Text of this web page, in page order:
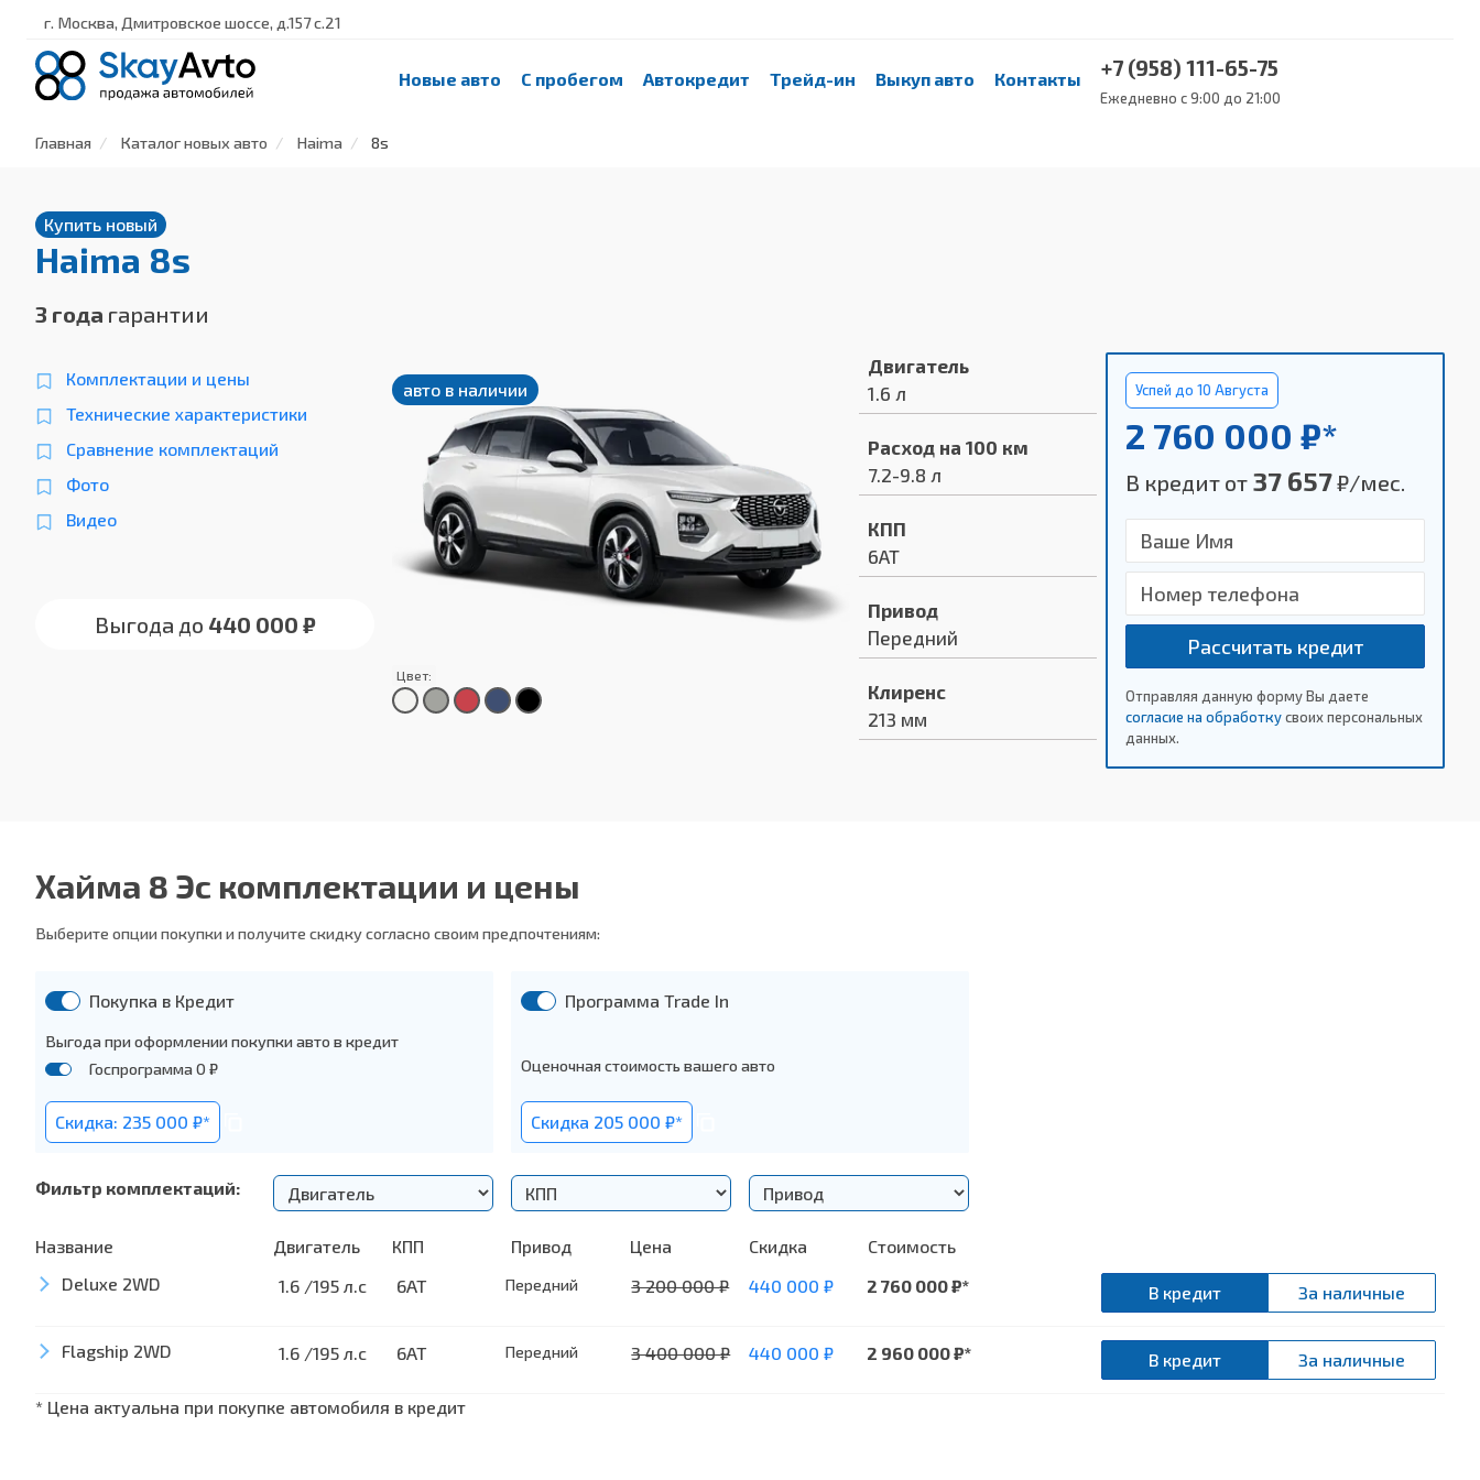
г. Москва, Дмитровское шоссе, д.157 с.21
Новые авто С пробегом Автокредит Трейд-ин Выкуп авто Контакты +7 (958) 111-65-75
Ежедневно с 9:00 до 21:00
Главная Каталог новых авто Haima 8s
Купить новый
Haima 8s
3 года гарантии
Комплектации и цены
Технические характеристики
Сравнение комплектаций
Фото
Видео
Выгода до 440 000 ₽
авто в наличии
Цвет:
Двигатель
1.6 л
Расход на 100 км
7.2-9.8 л
КПП
6AT
Привод
Передний
Клиренс
213 мм
Успей до 10 Августа
2 760 000 ₽*
В кредит от 37 657₽/мес.
Рассчитать кредит
Отправляя данную форму Вы даете
согласие на обработкусвоих персональных
данных.
Хайма 8 Эс комплектации и цены
Выберите опции покупки и получите скидку согласно своим предпочтениям:
Покупка в Кредит
Выгода при оформлении покупки авто в кредит
Госпрограмма 0 ₽
Скидка: 235 000 ₽*
Программа Trade In
Оценочная стоимость вашего авто
Cкидка 205 000 ₽*
Фильтр комплектаций:
Название Двигатель КПП Привод Цена Cкидка
Стоимость
Deluxe 2WD
1.6 /195 л.с 6AT Передний 3 200 000₽ 440 000 ₽ 2 760 000₽* В кредит За наличные
Безопасность
Центральный замок
Flagship 2WD 1.6 /195 л.с 6AT Передний 3 400 000₽ 440 000 ₽ 2 960 000₽* В кредит За наличные
Безопасность
* Цена актуальна при покупке автомобиля в кредит